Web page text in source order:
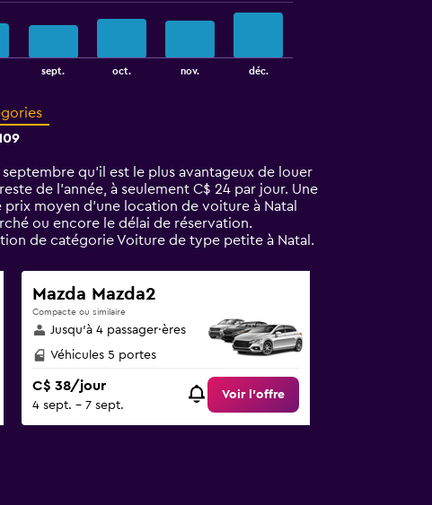
sept. oct. nov. déc.
septembre qu'il est le plus avantageux de louer
de l’année, à seulement C$ 24 par jour. Une
moyen d’une location de voiture à Natal
ou encore le délai de réservation.
de catégorie Voiture de type petite à Natal.
Mazda Mazda2
Compacte ou similaire
Jusqu’à 4 passager·ères
Véhicules 5 portes
C$ 38/jour
4 sept. - 7 sept.
Voir l’offre